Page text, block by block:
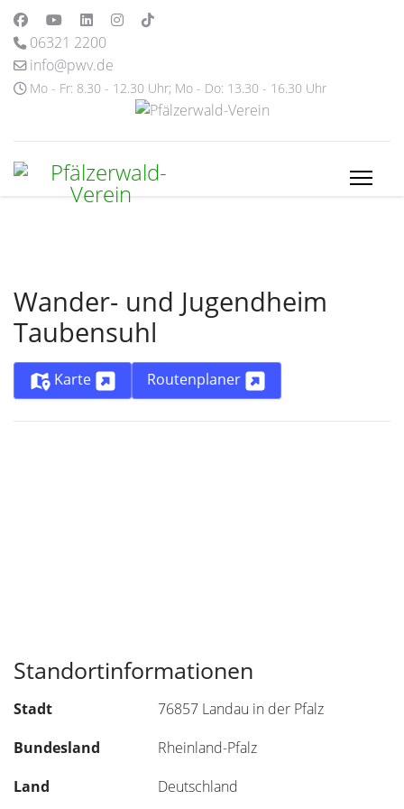
06321 2200
info@pwv.de
Mo - Fr: 8.30 - 12.30 Uhr; Mo - Do: 13.30 - 16.30 Uhr
Wander- und Jugendheim
Taubensuhl
Karte Routenplaner
Standortinformationen
Stadt
76857 Landau in der Pfalz
Bundesland
Rheinland-Pfalz
Land
Deutschland